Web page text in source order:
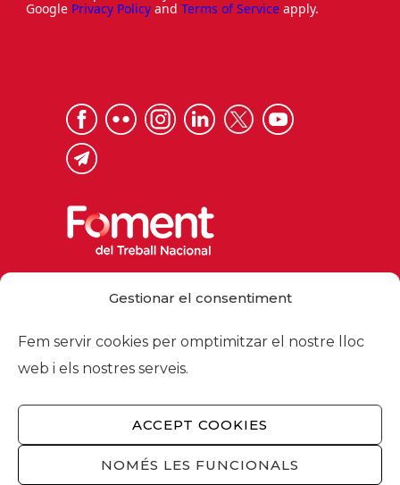
Gestionar el consentiment
Fem servir cookies per omptimitzar el nostre lloc
web i els nostres serveis.
ACCEPT COOKIES
NOMÉS LES FUNCIONALS
Google Privacy Policy and Terms of Service apply.
foment@foment.com
© 2026 - Foment del Treball Nacional
Nosaltres